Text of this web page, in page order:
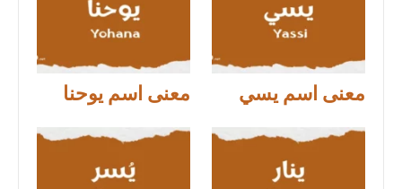
معنى اسم يسي معنى اسم يوحنا